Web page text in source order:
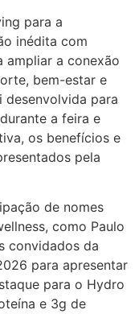
para a
inédita com
ampliar a conexão
bem-estar e
desenvolvida para
a feira e
os benefícios e
pela
de nomes
como Paulo
convidados da
para apresentar
para o Hydro
e 3g de